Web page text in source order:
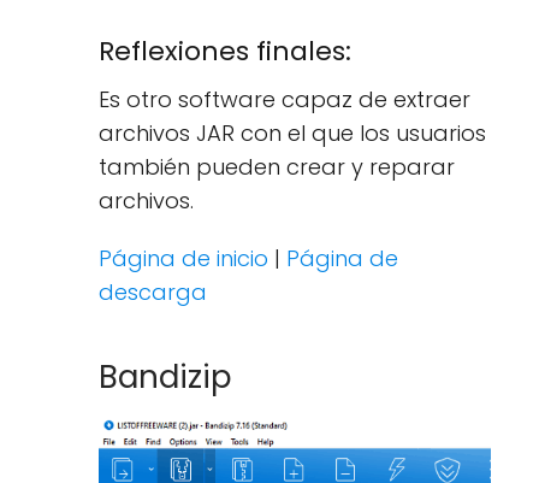
Reflexiones finales:
Es otro software capaz de extraer
archivos JAR con el que los usuarios
también pueden crear y reparar
archivos.
Página de inicio | Página de
descarga
Bandizip